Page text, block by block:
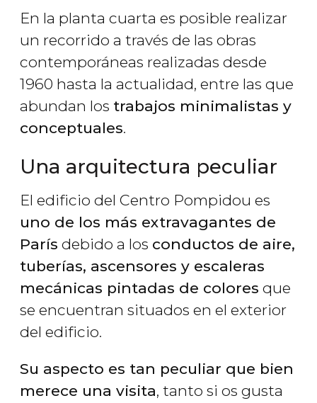
En la planta cuarta es posible realizar
un recorrido a través de las obras
contemporáneas realizadas desde
1960 hasta la actualidad, entre las que
abundan los trabajos minimalistas y
conceptuales.
Una arquitectura peculiar
El edificio del Centro Pompidou es
uno de los más extravagantes de
París debido a los conductos de aire,
tuberías, ascensores y escaleras
mecánicas pintadas de colores que
se encuentran situados en el exterior
del edificio.
Su aspecto es tan peculiar que bien
merece una visita, tanto si os gusta